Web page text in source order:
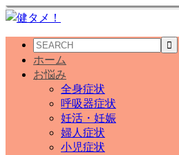
ホーム
お悩み
全身症状
呼吸器症状
妊活・妊娠
婦人症状
小児症状